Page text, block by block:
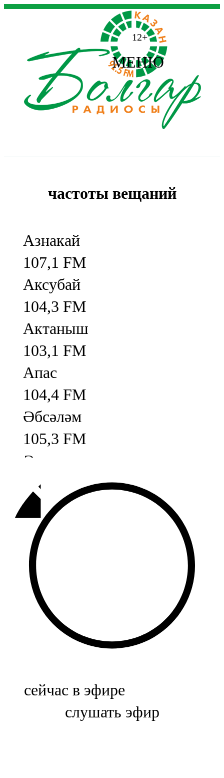
12+
МЕНЮ
частоты вещаний
Азнакай
107,1 FM
Аксубай
104,3 FM
Актаныш
103,1 FM
Апас
104,4 FM
Әбсәләм
105,3 FM
Әлмәт
92,9 FM
Базарлы матак
107,1 FM
Балык бистәсе
104,9 FM
Баулы
107,5 FM
Биләр
Болгар
сейчас в эфире
слушать эфир